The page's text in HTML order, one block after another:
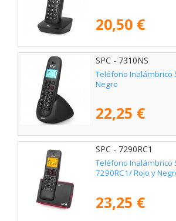
20,50 €
SPC - 7310NS
Teléfono Inalámbrico
Negro
22,25 €
SPC - 7290RC1
Teléfono Inalámbrico
7290RC1/ Rojo y
23,25 €